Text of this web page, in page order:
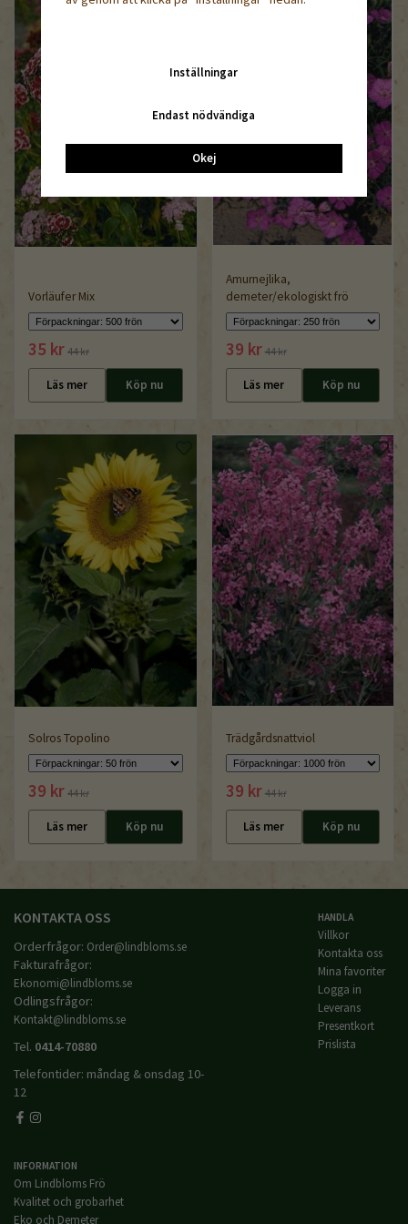
Vorläufer Mix
35 kr 44 kr
Läs mer Köp nu
Amurnejlika,
demeter/ekologiskt frö
39 kr 44 kr
Läs mer Köp nu
Solros Topolino
39 kr 44 kr
Läs mer Köp nu
Trädgårdsnattviol
39 kr 44 kr
Läs mer Köp nu
KONTAKTA OSS
Orderfrågor: Order@lindbloms.se
Fakturafrågor:
Ekonomi@lindbloms.se
Odlingsfrågor:
Kontakt@lindbloms.se
Tel. 0414-70880
Telefontider: måndag & onsdag 10-
12
HANDLA
Villkor
Kontakta oss
Mina favoriter
Logga in
Leverans
Presentkort
Prislista
INFORMATION
Om Lindbloms Frö
Kvalitet och grobarhet
Eko och Demeter
Inställningar
Endast nödvändiga
Okej